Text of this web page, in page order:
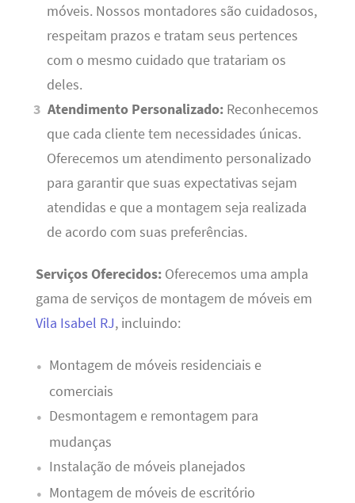
móveis. Nossos montadores são cuidadosos,
respeitam prazos e tratam seus pertences
com o mesmo cuidado que tratariam os
deles.
Atendimento Personalizado: Reconhecemos
que cada cliente tem necessidades únicas.
Oferecemos um atendimento personalizado
para garantir que suas expectativas sejam
atendidas e que a montagem seja realizada
de acordo com suas preferências.
Serviços Oferecidos:Oferecemos uma ampla
gama de serviços de montagem de móveis em
Vila Isabel RJ, incluindo:
Montagem de móveis residenciais e
comerciais
Desmontagem e remontagem para
mudanças
Instalação de móveis planejados
Montagem de móveis de escritório